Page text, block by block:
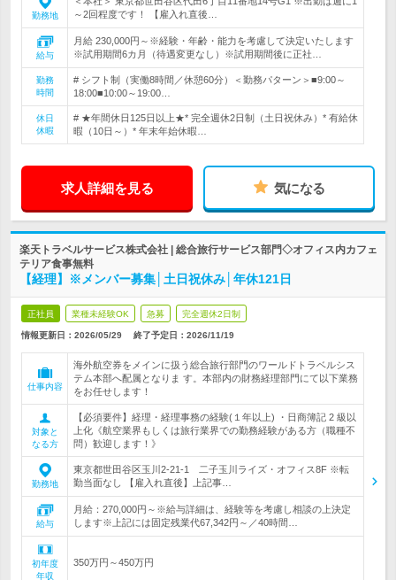
勤務地
～2回程度です！ 【雇入れ直後…
給与
月給 230,000円～※経験・年齢・能力を考慮して決定いたします
※試用期間6カ月（待遇変更なし）※試用期間後に正社…
勤務
時間
# シフト制（実働8時間／休憩60分）＜勤務パターン＞■9:00～
18:00■10:00～19:00…
休日
休暇
# ★年間休日125日以上★* 完全週休2日制（土日祝休み）* 有給休
暇（10日～）* 年末年始休暇…
求人詳細を見る 気になる
楽天トラベルサービス株式会社 | 総合旅行サービス部門◇オフィス内カフェ
テリア食事無料
【経理】※メンバー募集│土日祝休み│年休121日
正社員 業種未経験OK 急募 完全週休2日制
情報更新日：2026/05/29 終了予定日： 2026/11/19
仕事内容
海外航空券をメインに扱う総合旅行部門のワールドトラベルシス
テム本部へ配属となりま す。本部内の財務経理部門にて以下業務
をお任せします！
対象と
なる方
【必須要件】経理・経理事務の経験(１年以上) ・日商簿記 2 級以
上化《航空業界もしくは旅行業界での勤務経験がある方（職種不
問）歓迎します！》
勤務地
東京都世田谷区玉川2-21-1 二子玉川ライズ・オフィス8F ※転
勤当面なし 【雇入れ直後】上記事…
給与
月給：270,000円～※給与詳細は、経験等を考慮し相談の上決定
します※上記には固定残業代67,342円～／40時間…
初年度
年収
350万円～450万円